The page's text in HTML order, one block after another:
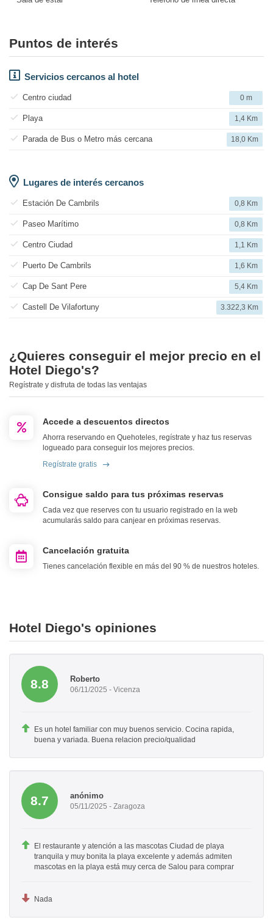
Puntos de interés
Servicios cercanos al hotel
Centro ciudad 0 m
Playa 1,4 Km
Parada de Bus o Metro más cercana 18,0 Km
Lugares de interés cercanos
Estación De Cambrils 0,8 Km
Paseo Marítimo 0,8 Km
Centro Ciudad 1,1 Km
Puerto De Cambrils 1,6 Km
Cap De Sant Pere 5,4 Km
Castell De Vilafortuny 3.322,3 Km
¿Quieres conseguir el mejor precio en el
Hotel Diego's?
Regístrate y disfruta de todas las ventajas
Accede a descuentos directos
Ahorra reservando en Quehoteles, regístrate y haz tus reservas
logueado para conseguir los mejores precios.
Regístrate gratis
Consigue saldo para tus próximas reservas
Cada vez que reserves con tu usuario registrado en la web
acumularás saldo para canjear en próximas reservas.
Cancelación gratuita
Tienes cancelación flexible en más del 90 % de nuestros hoteles.
Hotel Diego's opiniones
8.8 Roberto
06/11/2025 - Vicenza
Es un hotel familiar con muy buenos servicio. Cocina rapida,
buena y variada. Buena relacion precio/qualidad
8.7 anónimo
05/11/2025 - Zaragoza
El restaurante y atención a las mascotas Ciudad de playa
tranquila y muy bonita la playa excelente y además admiten
mascotas en la playa está muy cerca de Salou para comprar
Nada